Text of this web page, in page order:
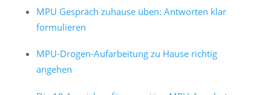
MPU Gespräch zuhause üben: Antworten klar
formulieren
MPU-Drogen-Aufarbeitung zu Hause richtig
angehen